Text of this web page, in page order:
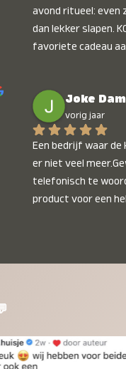
avond ritueel: even
dan lekker slapen.
favoriete cadeau
onbetaalbaar :)
Joke
vorig jaar
Een bedrijf waar de
er niet veel
telefonisch te
product voor een
twijfelen gewoon